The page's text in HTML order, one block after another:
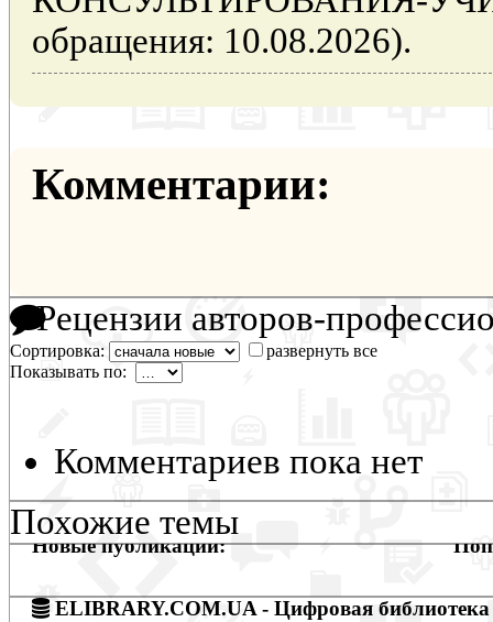
обращения: 10.08.2026).
Комментарии:
Рецензии авторов-
Сортировка:
развернуть все
Показывать по:
Комментариев пока нет
Похожие темы
Новые публикации:
ELIBRARY.COM.UA - Цифровая библиотека